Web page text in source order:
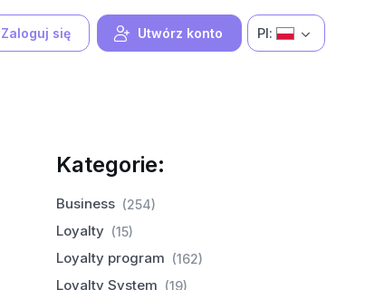
Zaloguj się Utwórz konto Pl:
Kategorie:
Business (254)
Loyalty (15)
Loyalty program (162)
Loyalty System (19)